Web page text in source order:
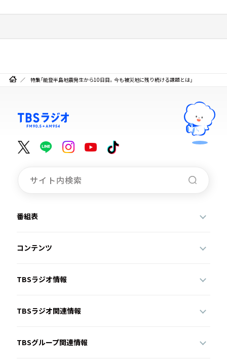
特集「能登半島地震発生から10日目。今も被災地に残り続ける課題とは」
番組表
コンテンツ
TBSラジオ情報
TBSラジオ関連情報
TBSグループ関連情報